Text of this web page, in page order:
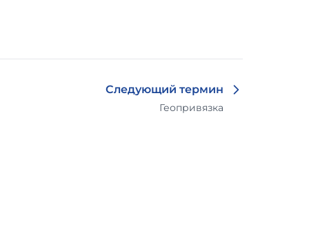
Следующий термин
Геопривязка